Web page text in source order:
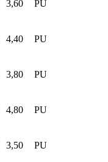
3,60 PU
4,40 PU
3,80 PU
4,80 PU
3,50 PU